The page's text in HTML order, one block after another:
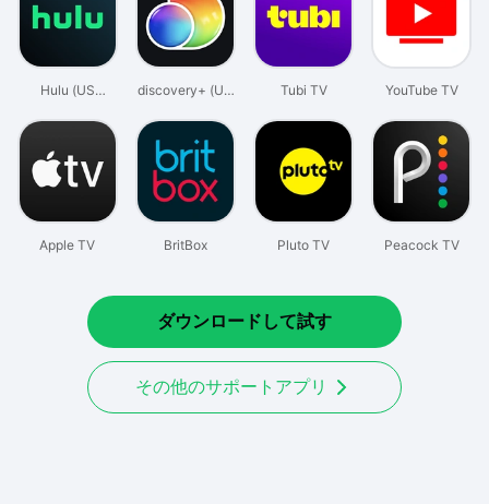
Hulu (US
discovery+ (US
Tubi TV YouTube TV
Apple TV BritBox Pluto TV Peacock TV
ダウンロードして試す
その他のサポートアプリ